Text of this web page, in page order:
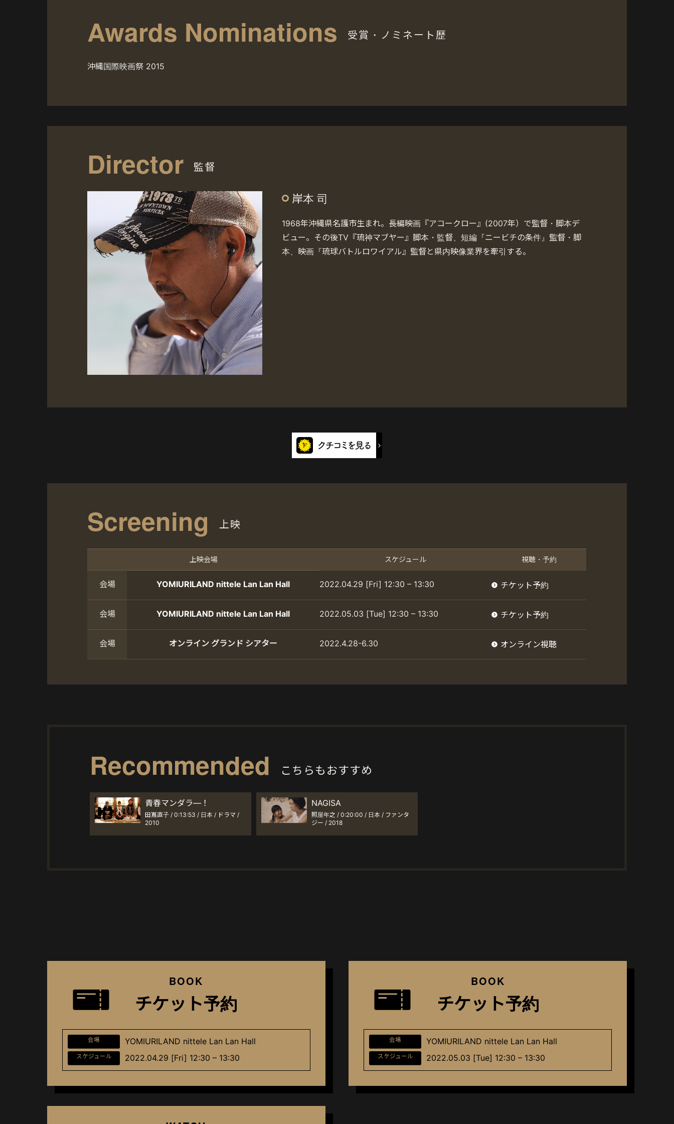
Awards Nominations 受賞・ノミネート歴
沖縄国際映画祭 2015
Director 監督
岸本 司
1968年沖縄県名護市生まれ。長編映画『アコークロー』(2007年）で監督・脚本デ
ビュー。その後TV『琉神マブヤー』脚本・監督、短編『ニービチの条件』監督・脚
本、映画『琉球バトルロワイアル』監督と県内映像業界を牽引する。
Screening 上映
上映会場 スケジュール 視聴・予約
会場 YOMIURILAND nittele Lan Lan Hall 2022.04.29 [Fri] 12:30 – 13:30 チケット予約
会場 YOMIURILAND nittele Lan Lan Hall 2022.05.03 [Tue] 12:30 – 13:30 チケット予約
会場 オンライン グランド シアター 2022.4.28-6.30 オンライン視聴
Recommended こちらもおすすめ
青春マンダラ―！
田嶌直子 / 0:13:53 / 日本 / ドラマ /
2010
NAGISA
照屋年之 / 0:20:00 / 日本 / ファンタ
ジー / 2018
BOOK
チケット予約
会場 YOMIURILAND nittele Lan Lan Hall
スケジュール 2022.04.29 [Fri] 12:30 – 13:30
BOOK
チケット予約
会場 YOMIURILAND nittele Lan Lan Hall
スケジュール 2022.05.03 [Tue] 12:30 – 13:30